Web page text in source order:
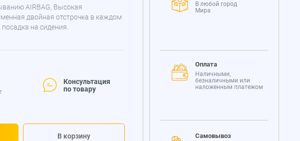
AIRBAG, Высокая
двойная отстрочка в каждом
посадка на сидения.
Консультация
по товару
В корзину
В любой город
Мира
Оплата
Наличными,
безналичными или
наложенным платежом
Самовывоз